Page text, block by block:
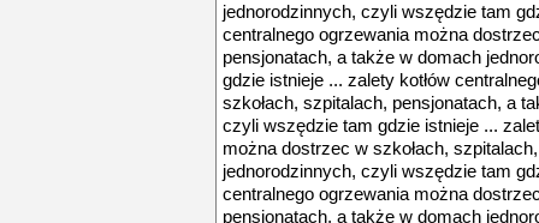
jednorodzinnych, czyli wszędzie tam
centralnego ogrzewania można
pensjonatach, a także w domach
gdzie istnieje ... zalety kotłów
szkołach, szpitalach, pensjonatach, a
czyli wszędzie tam gdzie istnieje ...
można dostrzec w szkołach,
jednorodzinnych, czyli wszędzie tam
centralnego ogrzewania można
pensjonatach, a także w domach